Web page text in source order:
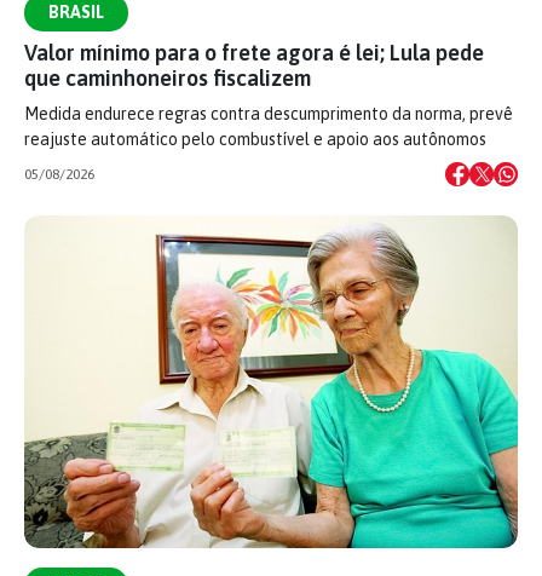
BRASIL
Valor mínimo para o frete agora é lei; Lula pede
que caminhoneiros fiscalizem
Medida endurece regras contra descumprimento da norma, prevê
reajuste automático pelo combustível e apoio aos autônomos
05/08/2026